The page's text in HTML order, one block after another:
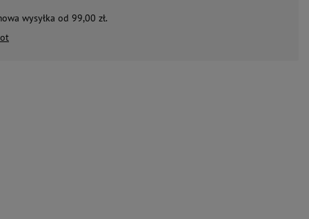
wysyłka od 99,00 zł.